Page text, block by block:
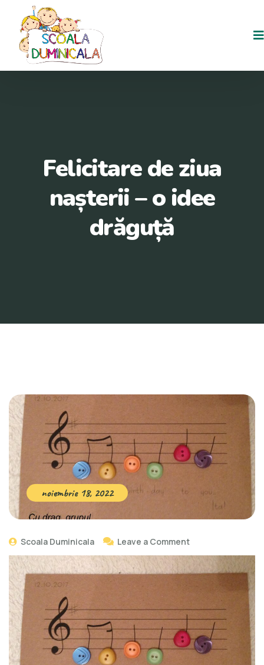
Felicitare de ziua
nașterii – o idee
drăguță
noiembrie 18, 2022
Scoala Duminicala Leave a Comment